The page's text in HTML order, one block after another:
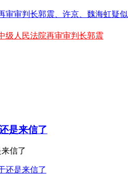
审审判长郭震、许京、魏海虹疑似
级人民法院再审审判长郭震
是来信了
信了
还是来信了